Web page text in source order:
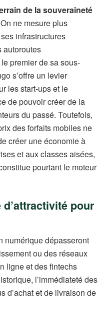
de la souveraineté
On ne mesure plus
infrastructures
autoroutes
premier de sa sous-
s’offre un levier
les start-ups et le
de pouvoir créer de la
du passé. Toutefois,
des forfaits mobiles ne
créer une économie à
et aux classes aisées,
pourtant le moteur
pour
numérique dépasseront
ou des réseaux
ligne et des fintechs
l’immédiateté des
d’achat et de livraison de